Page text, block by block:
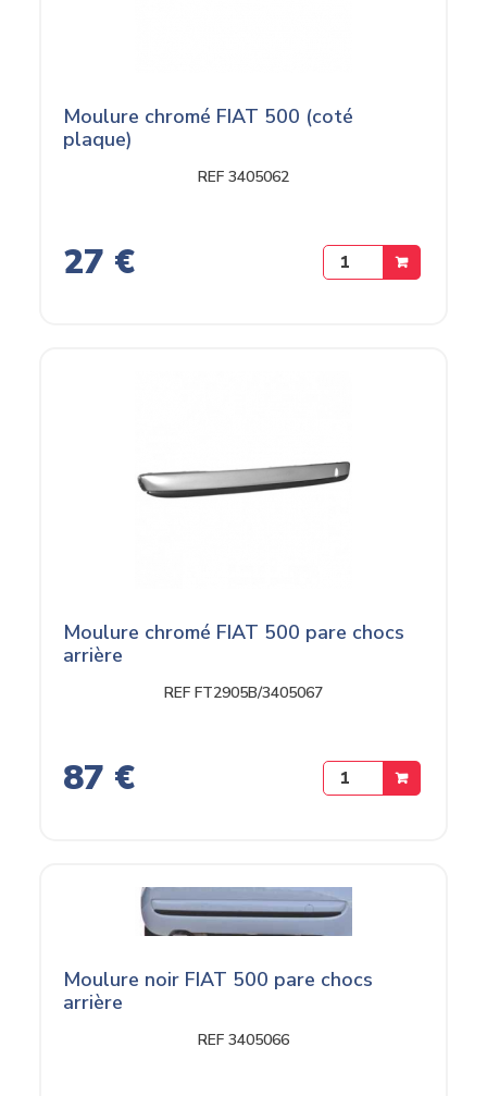
Moulure chromé FIAT 500 (coté
plaque)
REF 3405062
27 €
Moulure chromé FIAT 500 pare chocs
arrière
REF FT2905B/3405067
87 €
Moulure noir FIAT 500 pare chocs
arrière
REF 3405066